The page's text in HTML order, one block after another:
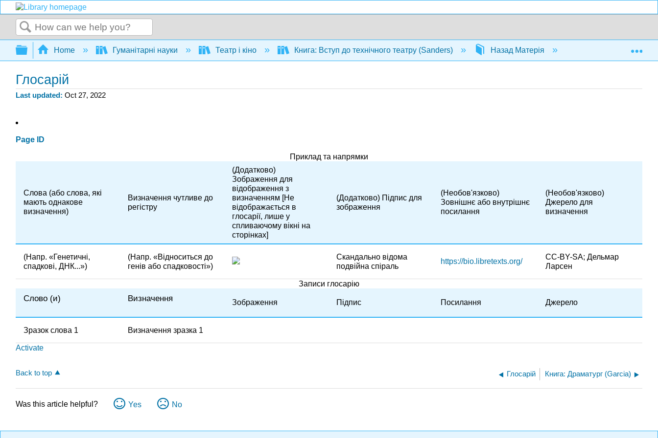
Search
Expand/collapse global hierarchy
Home Гуманітарні науки Театр і кіно Книга: Вступ до технічного театру (Sanders) Назад Матерія
Глосарій
Last updated Oct 27, 2022
Page ID
Приклад та напрямки
Слова (або слова, які
мають однакове
визначення)
Визначення чутливе до
регістру
(Додатково)
Зображення для
відображення з
визначенням [Не
відображається в
глосарії, лише у
спливаючому вікні на
сторінках]
(Додатково) Підпис для
зображення
(Необов'язково)
Зовнішнє або внутрішнє
посилання
(Необов'язково)
Джерело для
визначення
(Напр. «Генетичні,
спадкові, ДНК...»)
(Напр. «Відноситься до
генів або спадковості»)
Скандально відома
подвійна спіраль
https://bio.libretexts.org/
CC-BY-SA; Дельмар
Ларсен
Записи глосарію
Слово (и) Визначення Зображення Підпис Посилання Джерело
Зразок слова 1 Визначення зразка 1
Activate
Back to top Глосарій Книга: Драматург (Garcia)
Was this article helpful? Yes No